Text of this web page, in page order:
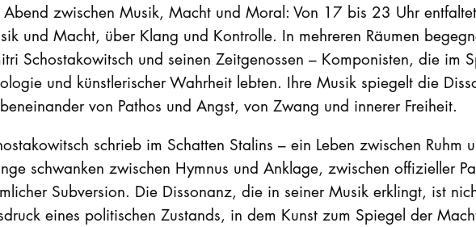
Abend zwischen Musik, Macht und Moral: Von 17 bis 23 Uhr
und Macht, über Klang und Kontrolle. In mehreren Räumen
Schostakowitsch und seinen Zeitgenossen – Komponisten, die im
und künstlerischer Wahrheit lebten. Ihre Musik spiegelt die
von Pathos und Angst, von Zwang und innerer Freiheit.
schrieb im Schatten Stalins – ein Leben zwischen Ruhm
schwanken zwischen Hymnus und Anklage, zwischen offizieller
Subversion. Die Dissonanz, die in seiner Musik erklingt, ist
eines politischen Zustands, in dem Kunst zum Spiegel der